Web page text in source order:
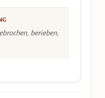
berieben,